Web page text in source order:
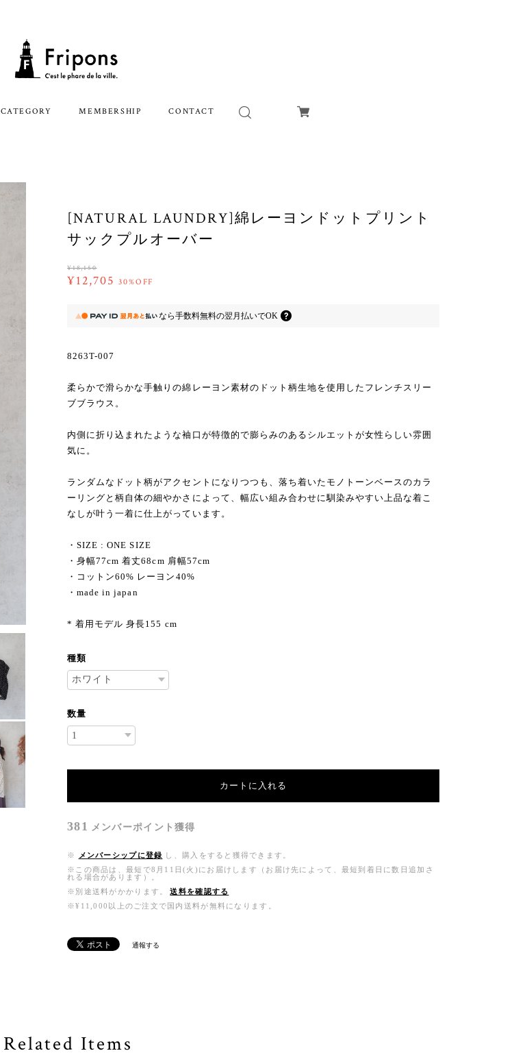
CATEGORY MEMBERSHIP CONTACT
[NATURAL LAUNDRY]綿レーヨンドットプリント
サックプルオーバー
¥18,150
¥12,705 30%OFF
なら手数料無料の翌月払いでOK
8263T-007
柔らかで滑らかな手触りの綿レーヨン素材のドット柄生地を使用したフレンチスリー
ブブラウス。
内側に折り込まれたような袖口が特徴的で膨らみのあるシルエットが女性らしい雰囲
気に。
ランダムなドット柄がアクセントになりつつも、落ち着いたモノトーンベースのカラ
ーリングと柄自体の細やかさによって、幅広い組み合わせに馴染みやすい上品な着こ
なしが叶う一着に仕上がっています。
・SIZE : ONE SIZE
・身幅77cm 着丈68cm 肩幅57cm
・コットン60% レーヨン40%
・made in japan
* 着用モデル 身長155 cm
種類
数量
カートに入れる
381 メンバーポイント獲得
※ メンバーシップに登録
し、購入をすると獲得できます。
※この商品は、最短で8月11日(火)にお届けします（お届け先によって、最短到着日に数日追加さ
れる場合があります）。
※別途送料がかかります。
送料を確認する
※¥11,000以上のご注文で国内送料が無料になります。
通報する
Related Items